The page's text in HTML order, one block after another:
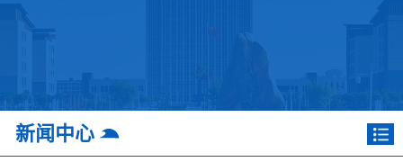
新闻中心